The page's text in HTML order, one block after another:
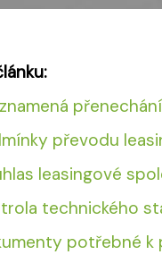
převodu
leasingové
technického
potřebné k